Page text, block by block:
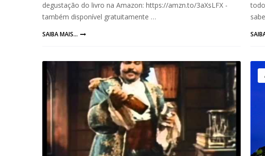
degustação do livro na Amazon: https://amzn.to/3aXsLFX -
também disponível gratuitamente …
SAIBA MAIS...